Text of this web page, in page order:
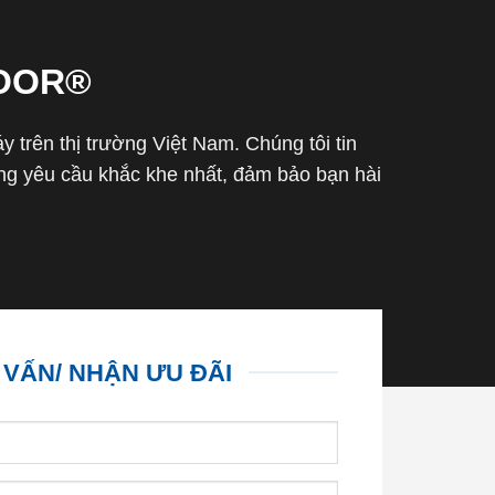
trên thị trường Việt Nam. Chúng tôi tin
yêu cầu khắc khe nhất, đảm bảo bạn hài
NHẬN ƯU ĐÃI